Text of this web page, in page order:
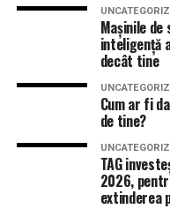
Mașinile
inteligență
decât tine
Cum ar fi
de tine?
TAG
2026,
extinderea